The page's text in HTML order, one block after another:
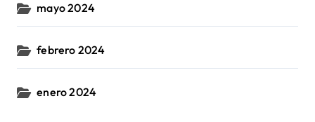
mayo 2024
febrero 2024
enero 2024